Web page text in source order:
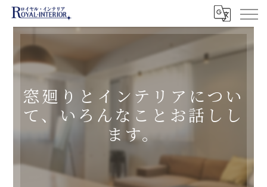
窓廻りとインテリアについ
て、いろんなことお話しし
ます。